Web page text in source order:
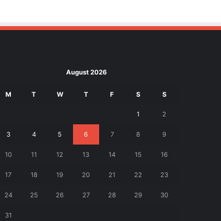
August 2026
M T W T F S S
1 2
3 4 5 6 7 8 9
10 11 12 13 14 15 16
17 18 19 20 21 22 23
24 25 26 27 28 29 30
31